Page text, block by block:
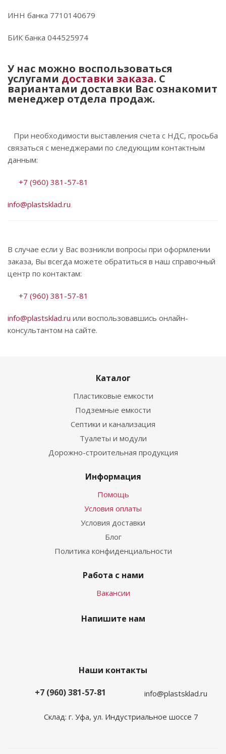
ИНН банка 7710140679
БИК банка 044525974
У нас можно воспользоваться
услугами доставки заказа. С
вариантами доставки Вас ознакомит
менеджер отдела продаж.
При необходимости выставления счета с НДС, просьба
связаться с менеджерами по следующим контактным
данным:
+7 (960) 381-57-81
info@plastsklad.ru
В случае если у Вас возникли вопросы при оформлении
заказа, Вы всегда можете обратиться в наш справочный
центр по контактам:
+7 (960) 381-57-81
info@plastsklad.ru или воспользовавшись онлайн-
консультантом на сайте.
Каталог
Пластиковые емкости
Подземные емкости
Септики и канализация
Туалеты и модули
Дорожно-строительная продукция
Информация
Помощь
Условия оплаты
Условия доставки
Блог
Политика конфиденциальности
Работа с нами
Вакансии
Напишите нам
Наши контакты
+7 (960) 381-57-81
info@plastsklad.ru
Склад: г. Уфа, ул. Индустриальное шоссе 7